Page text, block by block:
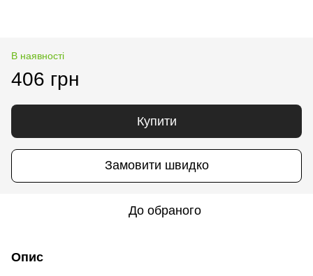
В наявності
406 грн
Купити
Замовити швидко
До обраного
Опис